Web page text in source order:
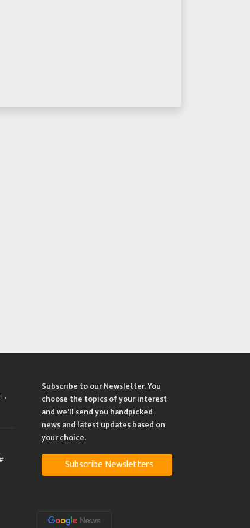
Subscribe to our Newsletter. You
choose the topics of your interest
and we'll send you handpicked
news and latest updates based on
your choice.
Subscribe Newsletters